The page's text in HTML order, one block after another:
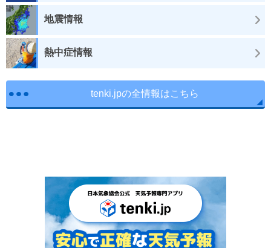
地震情報
熱中症情報
tenki.jpの全情報はこちら